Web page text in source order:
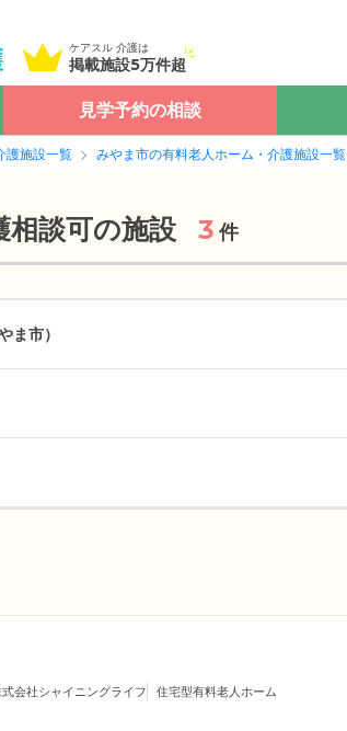
ケアスル 介護は
掲載施設5万件超
見学予約の相談
護施設一覧 みやま市の有料老人ホーム・介護施設一覧
相談可の施設 3 件
ま市）
会社シャイニングライフ 住宅型有料老人ホーム